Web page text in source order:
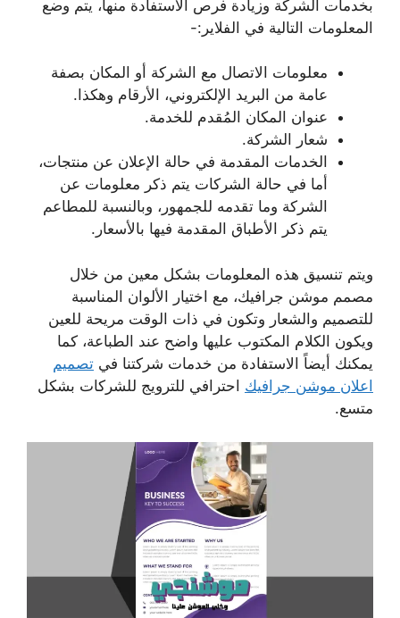
بخدمات الشركة وزيادة فرص الاستفادة منها، يتم وضع
المعلومات التالية في الفلاير:-
معلومات الاتصال مع الشركة أو المكان بصفة
عامة من البريد الإلكتروني، الأرقام وهكذا.
عنوان المكان المُقدم للخدمة.
شعار الشركة.
الخدمات المقدمة في حالة الإعلان عن منتجات،
أما في حالة الشركات يتم ذكر معلومات عن
الشركة وما تقدمه للجمهور، وبالنسبة للمطاعم
يتم ذكر الأطباق المقدمة فيها بالأسعار.
ويتم تنسيق هذه المعلومات بشكل معين من خلال
مصمم موشن جرافيك، مع اختيار الألوان المناسبة
للتصميم والشعار وتكون في ذات الوقت مريحة للعين
ويكون الكلام المكتوب عليها واضح عند الطباعة، كما
يمكنك أيضاً الاستفادة من خدمات شركتنا في تصميم
اعلان موشن جرافيك احترافي للترويج للشركات بشكل
متسع.